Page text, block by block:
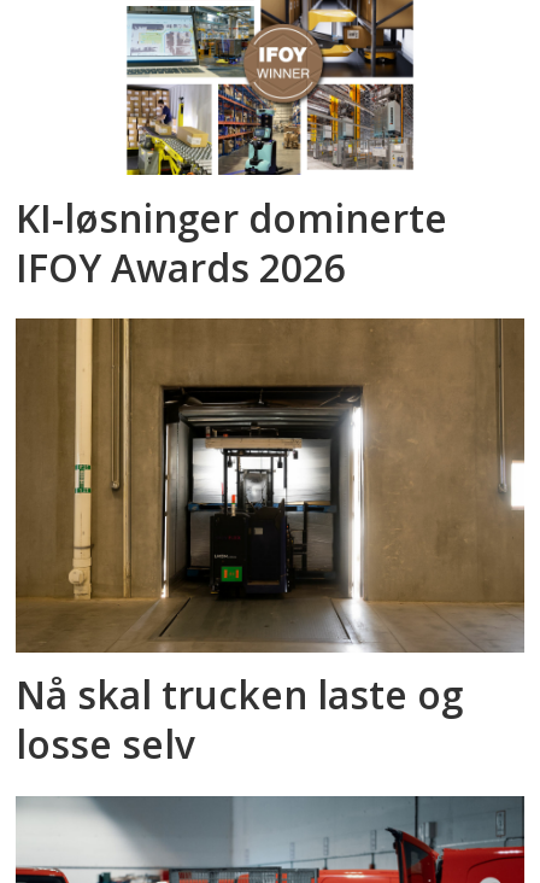
KI-løsninger dominerte
IFOY Awards 2026
Nå skal trucken laste og
losse selv